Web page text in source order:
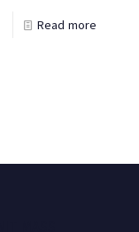
Read more